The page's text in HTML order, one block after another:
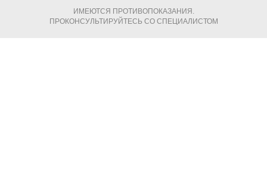
ИМЕЮТСЯ ПРОТИВОПОКАЗАНИЯ.
ПРОКОНСУЛЬТИРУЙТЕСЬ СО СПЕЦИАЛИСТОМ